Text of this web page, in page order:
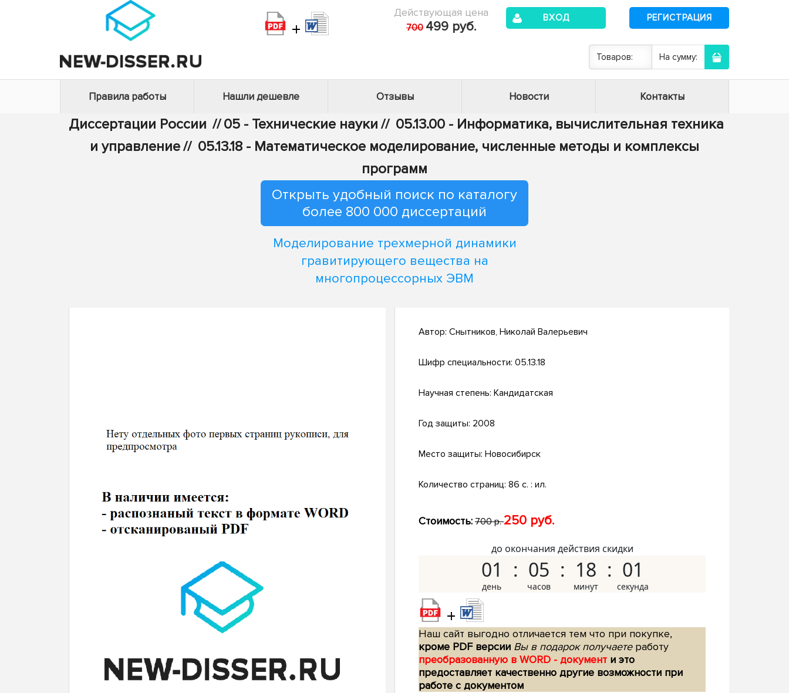
+
Действующая цена
700 499 руб.
ВХОД РЕГИСТРАЦИЯ
Товаров: На сумму:
Правила работы Нашли дешевле Отзывы Новости Контакты
Диссертации России // 05 - Технические науки // 05.13.00 - Информатика, вычислительная техника
и управление// 05.13.18 - Математическое моделирование, численные методы и комплексы
программ
Открыть удобный поиск по каталогу
более 800 000 диссертаций
Моделирование трехмерной динамики
гравитирующего вещества на
многопроцессорных ЭВМ
Автор: Снытников, Николай Валерьевич
Шифр специальности: 05.13.18
Научная степень: Кандидатская
Год защиты: 2008
Место защиты: Новосибирск
Количество страниц: 86 с. : ил.
Стоимость: 700 р.250 руб.
до окончания действия скидки
01 05 18 00
+
Наш сайт выгодно отличается тем что при покупке,
кроме PDF версии Вы в подарок получаетеработу
преобразованную в WORD - документ и это
предоставляет качественно другие возможности при
работе с документом